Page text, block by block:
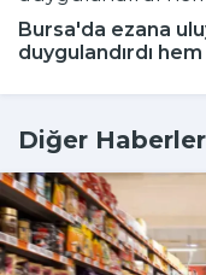
Bursa'da ezana
duygulandırdı
Diğer Haberler